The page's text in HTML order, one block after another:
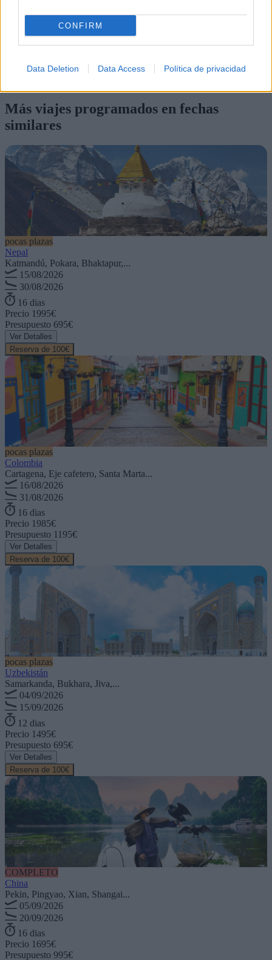
CONFIRM
Data Deletion Data Access Política de privacidad
12/09/2026
8 dias
Precio995€
Ver Detalles
Más viajes programados en fechas
similares
pocas plazas
Nepal
Katmandú, Pokara, Bhaktapur,...
15/08/2026
30/08/2026
16 dias
Precio 1995€
Presupuesto 695€
Ver Detalles
Reserva de 100€
pocas plazas
Colombia
Cartagena, Eje cafetero, Santa Marta...
16/08/2026
31/08/2026
16 dias
Precio 1985€
Presupuesto 1195€
Ver Detalles
Reserva de 100€
pocas plazas
Uzbekistán
Samarkanda, Bukhara, Jiva,...
04/09/2026
15/09/2026
12 dias
Precio 1495€
Presupuesto 695€
Ver Detalles
Reserva de 100€
COMPLETO
China
Pekin, Pingyao, Xian, Shangai...
05/09/2026
20/09/2026
16 dias
Precio 1695€
Presupuesto 995€